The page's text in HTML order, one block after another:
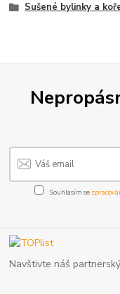
Sušené bylinky a
Souhlasím se
Navštivte náš